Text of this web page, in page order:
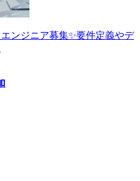
ンジニア募集✨要件定義やデ